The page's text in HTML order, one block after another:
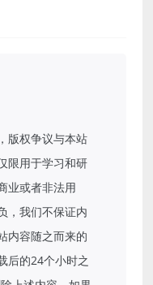
版权争议与本站
限用于学习和研
业或者非法用
，我们不保证内
内容随之而来的
后的24个小时之